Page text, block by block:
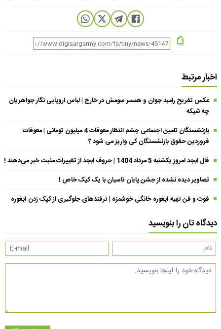
اخبار مرتبط
عکس تفریح رامبد جوان و همسر سومش در خارج | لباس اروپایی نگار جواهریان
چه شیکه
بازنشستگان تامین اجتماعی چشم انتظار معوقات 4 میلیون تومانی | معوقات
فروردین حقوق بازنشستگان کی واریز می شود ؟
فال ابجد امروز یکشنبه 5 مرداد 1404 | حروف ابجد از تغییرات مثبت خبر می‌دهند !
تصاویر دیده نشده از جشن پایان تاسیان با یک کیک خاص !
فوت و فن تهیه آبغوره خانگی خوشمزه | ترفندهای جلوگیری از کپک زدن آبغوره
دیدگاه تان را بنویسید